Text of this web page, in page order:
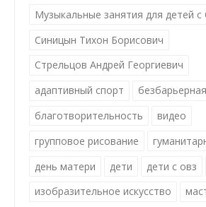
Музыкальные занятия для детей
Синицын Тихон Борисович
Стрельцов Андрей Георгиевич
адаптивный спорт
благотворительность
видео
групповое рисование
день матери
дети дети с овз
изобразительное искусство